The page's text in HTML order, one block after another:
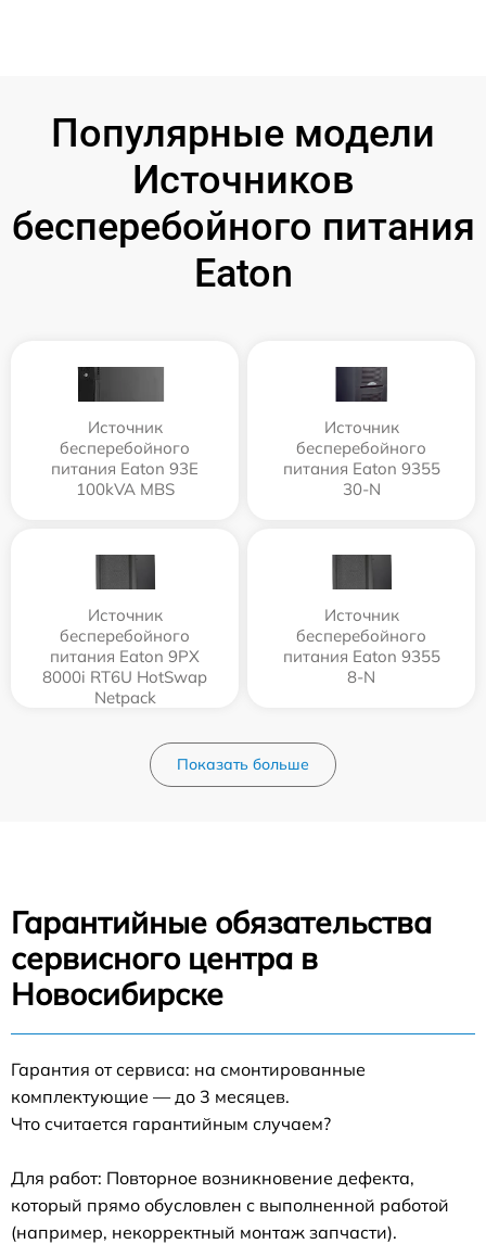
Популярные модели
Источников
бесперебойного питания
Eaton
Источник
бесперебойного
питания Eaton 93E
100kVA MBS
Источник
бесперебойного
питания Eaton 9355
30-N
Источник
бесперебойного
питания Eaton 9PX
8000i RT6U HotSwap
Netpack
Источник
бесперебойного
питания Eaton 9355
8-N
Показать больше
Гарантийные обязательства
сервисного центра в
Новосибирске
Гарантия от сервиса: на смонтированные
комплектующие — до 3 месяцев.
Что считается гарантийным случаем?
Для работ: Повторное возникновение дефекта,
который прямо обусловлен с выполненной работой
(например, некорректный монтаж запчасти).